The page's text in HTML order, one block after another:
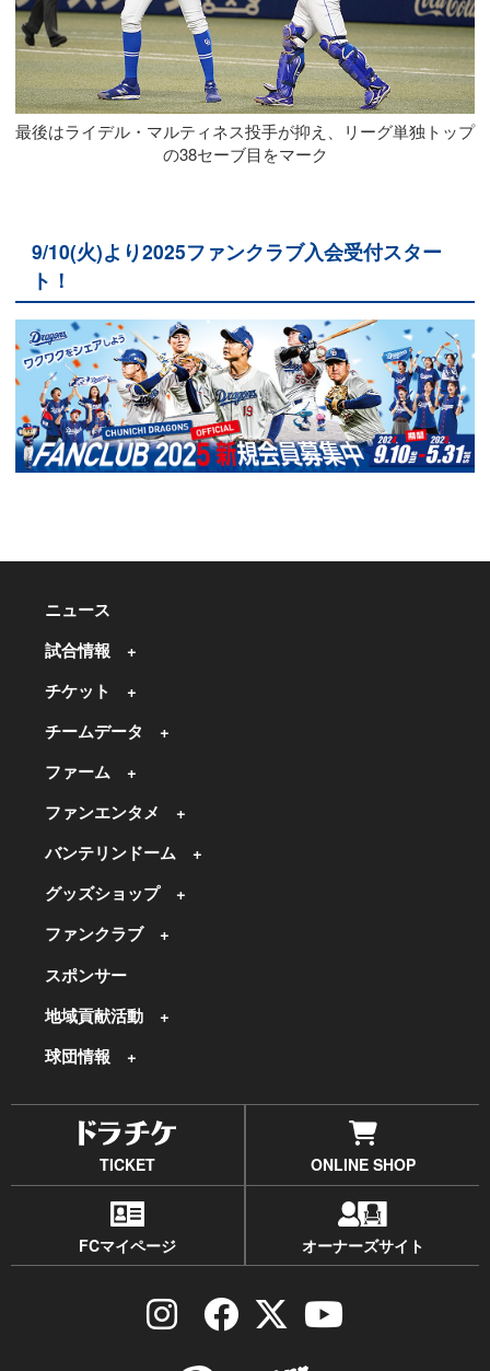
最後はライデル・マルティネス投手が抑え、
リーグ単独トップ
の38セーブ目をマーク
9/10(火)より2025ファンクラブ入会受付スター
ト！
ニュース
試合情報
チケット
チームデータ
ファーム
ファンエンタメ
バンテリンドーム
グッズショップ
ファンクラブ
スポンサー
地域貢献活動
球団情報
TICKET ONLINE SHOP
FCマイページ オーナーズサイト